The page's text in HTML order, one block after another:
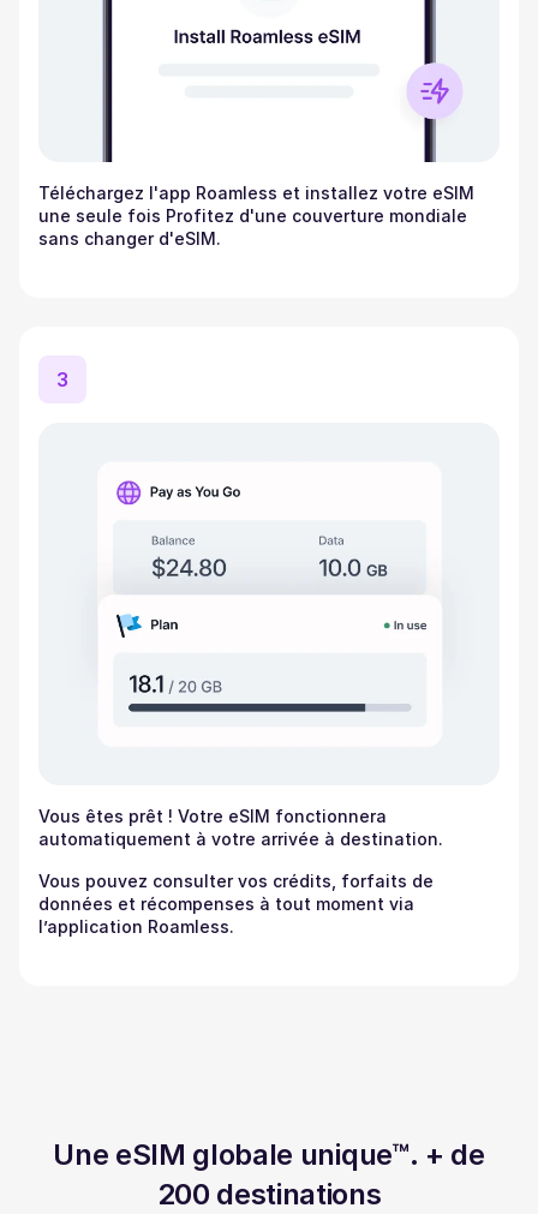
Téléchargez l'app Roamless et installez votre eSIM
une seule fois Profitez d'une couverture mondiale
sans changer d'eSIM.
3
Vous êtes prêt ! Votre eSIM fonctionnera
automatiquement à votre arrivée à destination.
Vous pouvez consulter vos crédits, forfaits de
données et récompenses à tout moment via
l’application Roamless.
Une eSIM globale unique™. + de
200 destinations